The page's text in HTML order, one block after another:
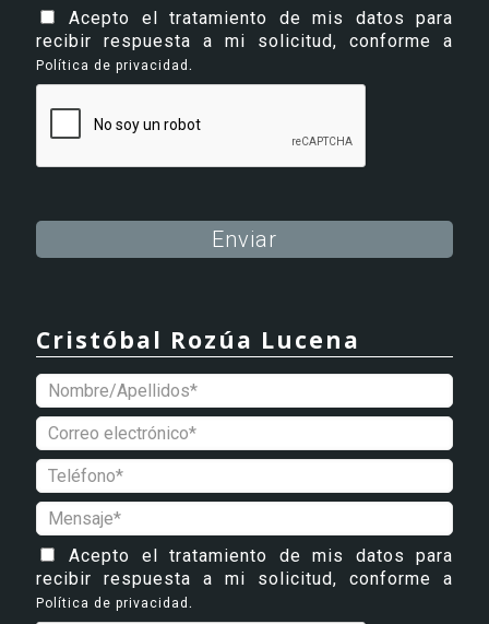
Acepto el tratamiento de mis datos para
recibir respuesta a mi solicitud, conforme a
Política de privacidad .
Cristóbal Rozúa Lucena
Acepto el tratamiento de mis datos para
recibir respuesta a mi solicitud, conforme a
Política de privacidad .